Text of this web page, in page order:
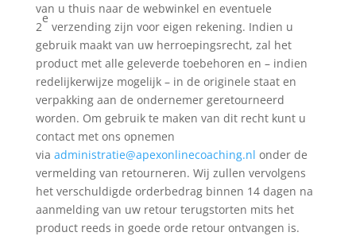
van u thuis naar de webwinkel en eventuele
2
e
verzending zijn voor eigen rekening. Indien u
gebruik maakt van uw herroepingsrecht, zal het
product met alle geleverde toebehoren en – indien
redelijkerwijze mogelijk – in de originele staat en
verpakking aan de ondernemer geretourneerd
worden. Om gebruik te maken van dit recht kunt u
contact met ons opnemen
via administratie@apexonlinecoaching.nl onder de
vermelding van retourneren. Wij zullen vervolgens
het verschuldigde orderbedrag binnen 14 dagen na
aanmelding van uw retour terugstorten mits het
product reeds in goede orde retour ontvangen is.